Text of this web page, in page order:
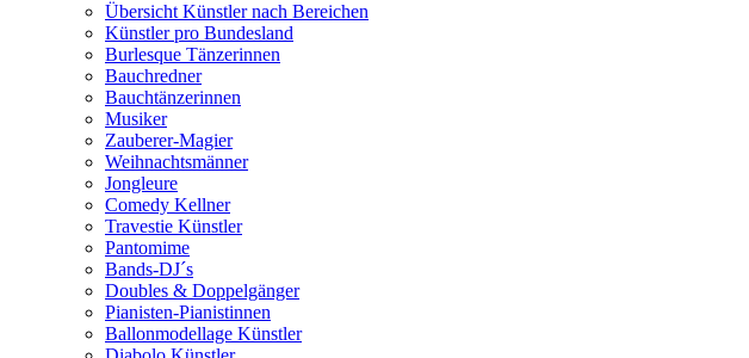
Übersicht Künstler nach Bereichen
Künstler pro Bundesland
Burlesque Tänzerinnen
Bauchredner
Bauchtänzerinnen
Musiker
Zauberer-Magier
Weihnachtsmänner
Jongleure
Comedy Kellner
Travestie Künstler
Pantomime
Bands-DJ´s
Doubles & Doppelgänger
Pianisten-Pianistinnen
Ballonmodellage Künstler